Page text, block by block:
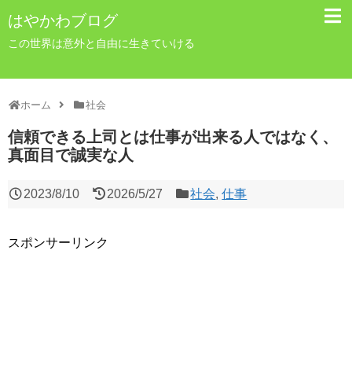
はやかわブログ
この世界は意外と自由に生きていける
ホーム 社会
信頼できる上司とは仕事が出来る人ではなく、
真面目で誠実な人
2023/8/10 2026/5/27 社会,仕事
スポンサーリンク